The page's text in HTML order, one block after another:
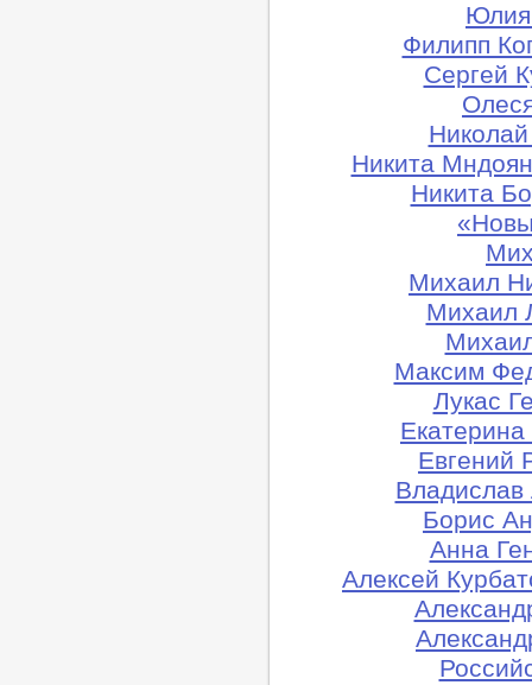
Юлия
Филипп
Сергей
Никита
Никита
Михаил
Михаил
Максим
Лукас
Евгений
Владислав
Борис
Анна
Алексей